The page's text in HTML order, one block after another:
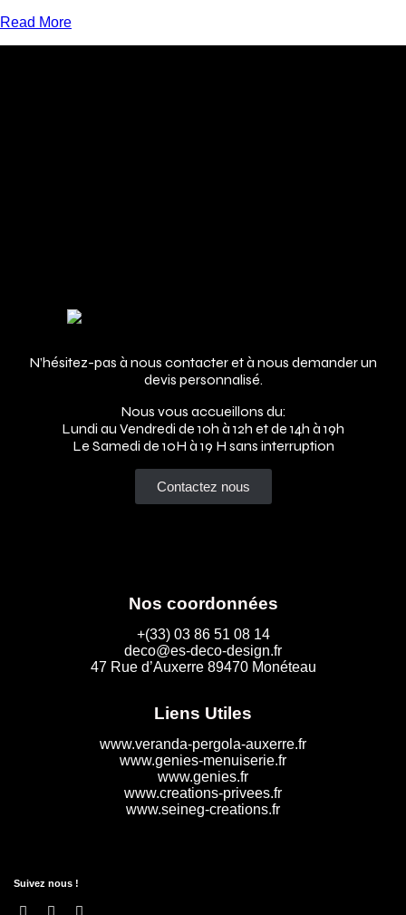
Read More
N’hésitez-pas à nous contacter et à nous demander un
devis personnalisé.
Nous vous accueillons du:
Lundi au Vendredi de 10h à 12h et de 14h à 19h
Le Samedi de 10H à 19 H sans interruption
Contactez nous
Nos coordonnées
+(33) 03 86 51 08 14
deco@es-deco-design.fr
47 Rue d’Auxerre 89470 Monéteau
Liens Utiles
www.veranda-pergola-auxerre.fr
www.genies-menuiserie.fr
www.genies.fr
www.creations-privees.fr
www.seineg-creations.fr
Suivez nous !